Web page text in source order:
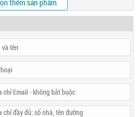
thêm sản phẩm